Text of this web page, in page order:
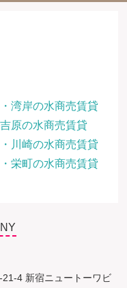
湾岸の水商売賃貸
吉原の水商売賃貸
川崎の水商売賃貸
栄町の水商売賃貸
4 新宿ニュートーワビ